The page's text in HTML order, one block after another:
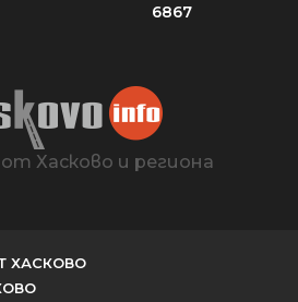
6867
Хасково и региона
ХАСКОВО